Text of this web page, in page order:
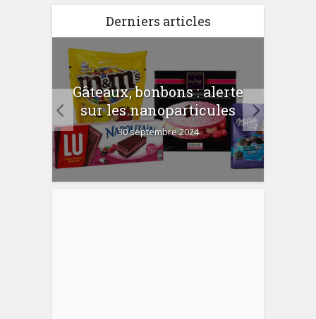
Derniers articles
Gâteaux, bonbons : alerte
sur les nanoparticules
30 septembre 2024